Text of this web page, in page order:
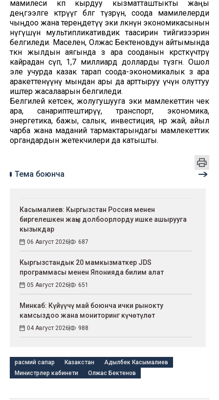
мамилеси көп кырдуу кызматташтыкты жаңы
деңгээлге көтөрүүгө өбөлгө түзөөрүн, соода мамилелерди
чыңдоо жана тереңдетүү эки өлкөнүн экономикасынын
өнүгүшүнө мультипликативдик таасирин тийгизээрин
белгиледи. Маселен, Олжас Бектеновдун айтымында
өткөн жылдын аягында өз ара сооданын көрсөткүчтөрү
кайрадан өсүп, 1,7 миллиард долларды түзгөн. Ошол
эле учурда казак тарап соода-экономикалык өз ара
аракеттенүүнү мындан ары да арттыруу үчүн олуттуу
иштер жасалаарын белгиледи.
Белгилей кетсек, жолугушууга эки мамлекеттин чек
ара, санариптештирүү, транспорт, экономика,
энергетика, бажы, салык, инвестиция, өнөр жай, айыл
чарба жана маданий тармактарындагы мамлекеттик
органдардын жетекчилери да катышты.
Тема боюнча
Касымалиев: Кыргызстан Россия менен
биргелешкен жаңы долбоорлорду ишке ашырууга
кызыкдар
06 Август 2026 687
Кыргызстандык 20 мамкызматкер JDS
программасы менен Японияда билим алат
05 Август 2026 651
Минкаб: Күйүүчү май боюнча ички рынокту
камсыздоо жана мониторинг күчөтүлөт
04 Август 2026 988
расмий сапар Казакстан
Адылбек Касымалиев
Министрлер кабинети
Олжас Бектенов